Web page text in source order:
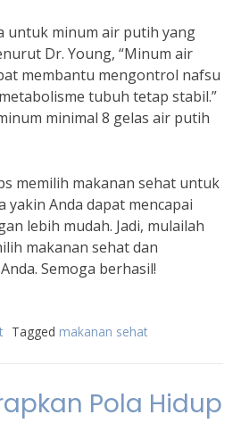
untuk minum air putih yang
Dr. Young, “Minum air
membantu mengontrol nafsu
tubuh tetap stabil.”
minimal 8 gelas air putih
memilih makanan sehat untuk
yakin Anda dapat mencapai
lebih mudah. Jadi, mulailah
makanan sehat dan
Semoga berhasil!
Tagged makanan sehat
Pola Hidup